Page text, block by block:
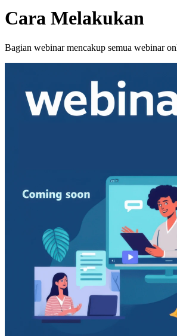
Cara Melakukan
Bagian webinar mencakup semua webinar